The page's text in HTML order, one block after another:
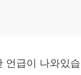
급이 나와있